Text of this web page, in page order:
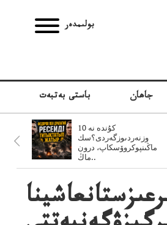
بولىمدەر
باستى بەتبەت جاھان
10 كۇندە نە
وزنەردىوزگەردى؟سك
ماڭىنپوكروۆسكاپ، درون
ماڭ..